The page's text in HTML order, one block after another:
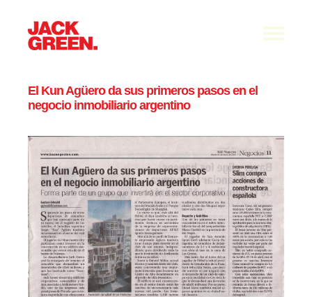
El Kun Agüero da sus primeros pasos en el
negocio inmobiliario argentino